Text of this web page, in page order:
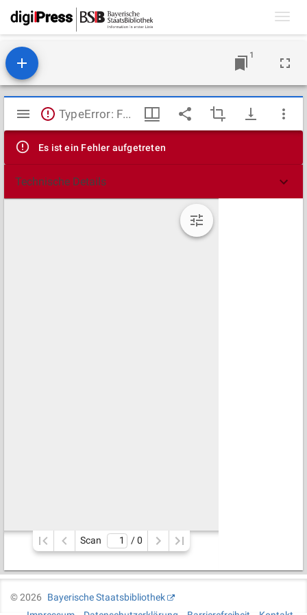
1
Mirador
Viewer
TypeError: Failed to fetch
Es ist ein Fehler aufgetreten
Technische Details
Scan / 0
©2026
Bayerische Staatsbibliothek